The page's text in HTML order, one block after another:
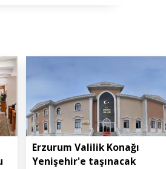
Erzurum Valilik Konağı
Yenişehir'e taşınacak